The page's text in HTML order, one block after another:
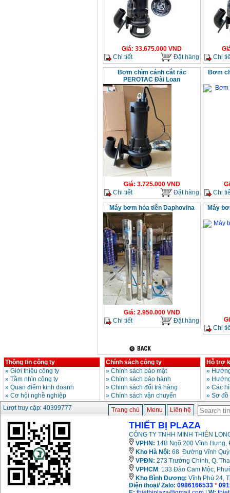
Giá: 33.675.000 VND
Chi tiết
Đặt hàng
Chi
Bơm chìm cánh cắt rác
PEROTAC Đài Loan
Giá: 3.725.000VND
Chi tiết
Đặt hàng
Bơm
Chi
Máy bơm hỏa tiễn Daphovina
Giá: 2.950.000VND
Chi tiết
Đặt hàng
Máy
Chi
Thông tin công ty
» Giới thiệu công ty
» Tầm nhìn công ty
» Quan điểm kinh doanh
» Cơ hội nghề nghiệp
Chính sách công ty
» Chính sách bảo mật
» Chính sách bảo hành
» Chinh sách đổi trả hàng
» Chính sách vận chuyển
Hỗ trợ
»
»
» Các
» Sơ
Lượt truy cập: 40399777
Trang chủ Menu Liên hệ
THIẾT BỊ PLAZA
CÔNG TY TNHH MINH THIÊN
VPHN: 14B Ngõ 200 Vĩnh Hưng,
Kho Hà Nội: 68 Đường Vĩnh
VPĐN: 273 Trường Chinh, Q.
VPHCM : 133 Đào Cam Mộc,
Kho Bình Dương: Vĩnh Phú 24,
Điện thoại/ Zalo: 0986166533 *